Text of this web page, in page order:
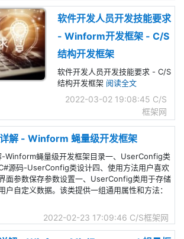
软件开发人员开发技能要求
- Winform开发框架 - C/S
结构开发框架
软件开发人员开发技能要求 - C/S
结构开发框架 阅读全文
2022-03-02 19:08:45 C/S
框架网
解 - Winform 蝇量级开发框架
Winform蝇量级开发框架目录一、UserConfig类
源码-UserConfig类设计四、使用方法用户喜欢
面参数保存参数设置一、UserConfig类用于存储
户自定义数据。该类提供一组通用属性和方法：
2022-02-23 17:09:46 C/S框架网